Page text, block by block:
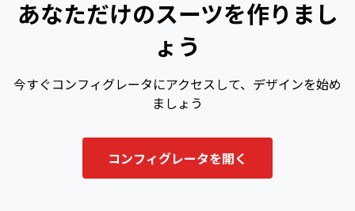
あなただけのスーツを作りまし
ょう
今すぐコンフィグレータにアクセスして、デザインを始め
ましょう
コンフィグレータを開く